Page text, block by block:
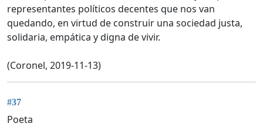
representantes políticos decentes que nos van
quedando, en virtud de construir una sociedad justa,
solidaria, empática y digna de vivir.
(Coronel, 2019-11-13)
#37
Poeta